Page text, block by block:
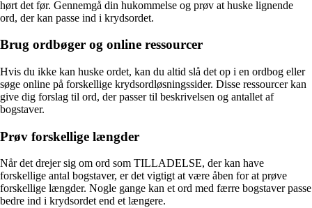
hørt det før. Gennemgå din hukommelse og prøv at huske lignende
ord, der kan passe ind i krydsordet.
Brug ordbøger og online ressourcer
Hvis du ikke kan huske ordet, kan du altid slå det op i en ordbog eller
søge online på forskellige krydsordløsningssider. Disse ressourcer kan
give dig forslag til ord, der passer til beskrivelsen og antallet af
bogstaver.
Prøv forskellige længder
Når det drejer sig om ord som TILLADELSE, der kan have
forskellige antal bogstaver, er det vigtigt at være åben for at prøve
forskellige længder. Nogle gange kan et ord med færre bogstaver passe
bedre ind i krydsordet end et længere.